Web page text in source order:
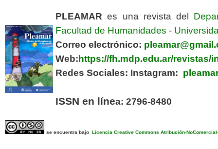
PLEAMAR es una revista del
Facultad de Humanidades -
Correo electrónico:
Web:https://fh.mdp.edu.ar/revistas/
Redes Sociales: Instagram:
ISSN en línea: 2796-8480
se encuentra bajo Licencia Creative Commons Atribución-